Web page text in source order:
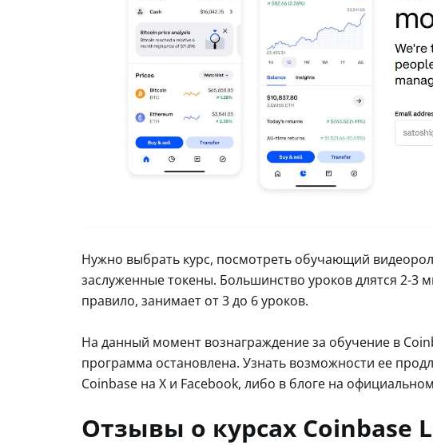
Нужно выбрать курс, посмотреть обучающий
заслуженные токены. Большинство уроков длятся 2-3
правило, занимает от 3 до 6 уроков.
На данный момент вознаграждение за обучение в
программа остановлена. Узнать возможности ее
Coinbase на X и Facebook, либо в блоге на
Отзывы о курсах Coinbase